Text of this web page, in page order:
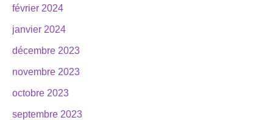
février 2024
janvier 2024
décembre 2023
novembre 2023
octobre 2023
septembre 2023